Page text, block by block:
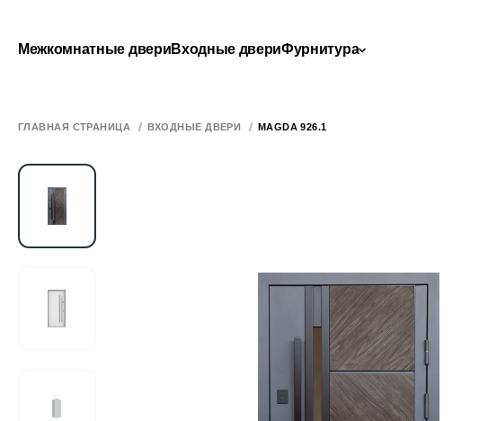
Межкомнатные двериВходные двериФурнитура
ГЛАВНАЯ СТРАНИЦА ВХОДНЫЕ ДВЕРИ MAGDA 926.1